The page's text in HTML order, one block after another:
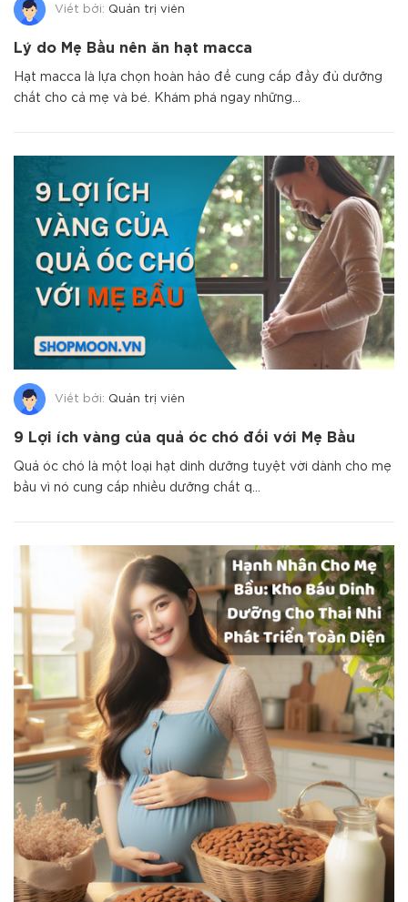
Viết bởi: Quản trị viên
Lý do Mẹ Bầu nên ăn hạt macca
Hạt macca là lựa chọn hoàn hảo để cung cấp đầy đủ dưỡng
chất cho cả mẹ và bé. Khám phá ngay những...
Viết bởi: Quản trị viên
9 Lợi ích vàng của quả óc chó đối với Mẹ Bầu
Quả óc chó là một loại hạt dinh dưỡng tuyệt vời dành cho mẹ
bầu vì nó cung cấp nhiều dưỡng chất q...